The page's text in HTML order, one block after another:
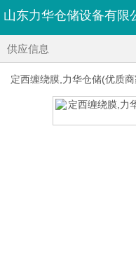
山东力华仓储设备有限
供应信息
定西缠绕膜,力华仓储(优质